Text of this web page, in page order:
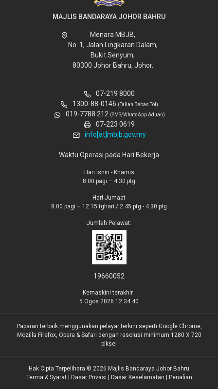
MAJLIS BANDARAYA JOHOR BAHRU
Menara MBJB,
No. 1, Jalan Lingkaran Dalam,
Bukit Senyum,
80300 Johor Bahru, Johor.
07-219 8000
1300-88-0146 (Talian Bebas Tol)
019-7788 212 (SMS/WhatsApp Aduan)
07-223 0619
info[at]mbjb.gov.my
Waktu Operasi pada Hari Bekerja
Hari Isnin - Khamis
8.00 pagi – 4.30 ptg
Hari Jumaat
8.00 pagi – 12.15 tghari / 2.45 ptg - 4.30 ptg
Jumlah Pelawat:
19660052
Kemaskini terakhir :
5 Ogos 2026 12:34:40
Paparan terbaik menggunakan pelayar terkini seperti Google Chrome,
Mozilla Firefox, Opera & Safari dengan resolusi minimum 1280 X 720
piksel
Hak Cipta Terpelihara © 2026 Majlis Bandaraya Johor Bahru
Terma & Syarat| Dasar Privasi | Dasar Keselamatan | Penafian